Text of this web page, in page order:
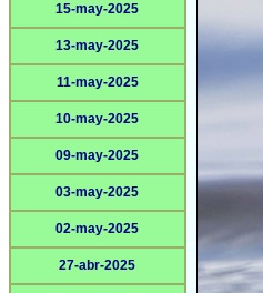
15-may-2025
13-may-2025
11-may-2025
10-may-2025
09-may-2025
03-may-2025
02-may-2025
27-abr-2025